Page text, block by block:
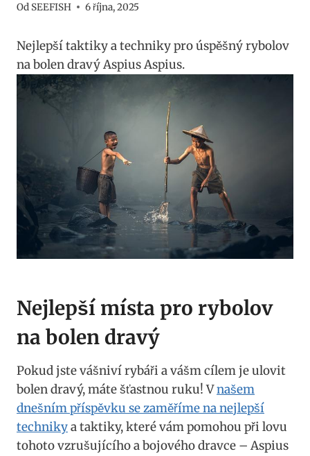
Od SEEFISH 6 října, 2025
Nejlepší taktiky a ​techniky pro úspěšný rybolov
na bolen dravý Aspius Aspius.
Nejlepší místa pro rybolov‍
na bolen ‌dravý
Pokud jste vášniví rybáři a vášm cílem je ulovit
bolen dravý, máte šťastnou ruku! Vnašem
dnešním příspěvku se zaměříme na nejlepší
technikya taktiky,​ které vám pomohou při lovu
tohoto vzrušujícího a bojového dravce – Aspius‍